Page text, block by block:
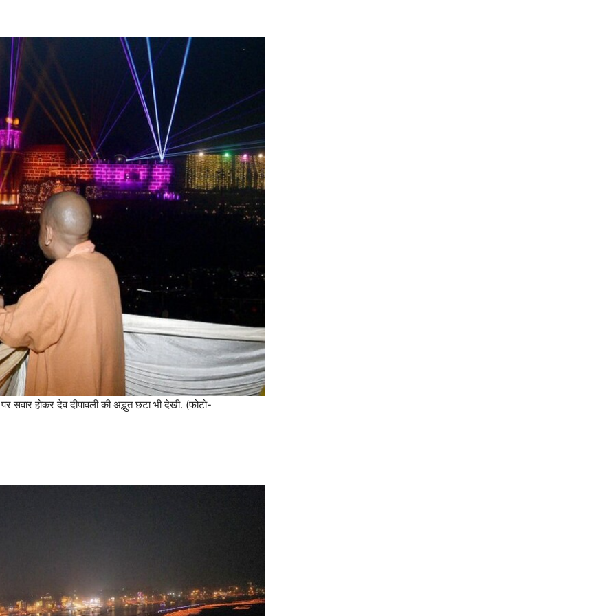
होकर देव दीपावली की अद्भुत छटा भी देखी. (फोटो-